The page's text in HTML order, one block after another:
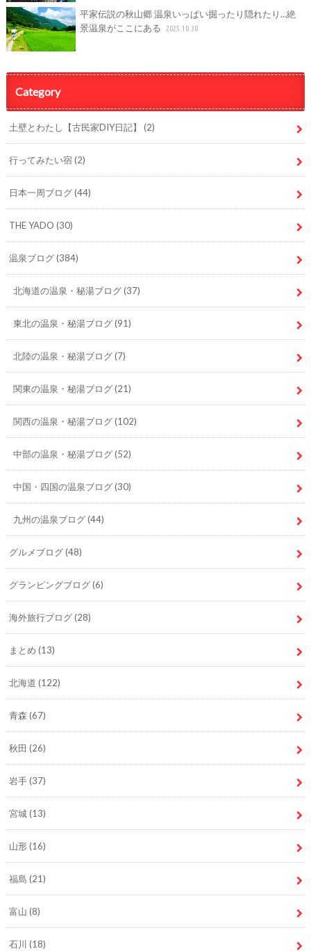
平家伝説の秋山郷 温泉いっぱい掘ったり隠れたり…絶
景温泉がここにある
2025.10.30
Category
土壁とわたし【古民家DIY日記】 (2)
行ってみたい宿(2)
日本一周ブログ(44)
THE YADO (30)
温泉ブログ(384)
北海道の温泉・秘湯ブログ(37)
東北の温泉・秘湯ブログ(91)
北陸の温泉・秘湯ブログ(7)
関東の温泉・秘湯ブログ(21)
関西の温泉・秘湯ブログ(102)
中部の温泉・秘湯ブログ(52)
中国・四国の温泉ブログ(30)
九州の温泉ブログ(44)
グルメブログ(48)
グランピングブログ(6)
海外旅行ブログ(28)
まとめ (13)
北海道 (122)
青森 (67)
秋田 (26)
岩手(37)
宮城(13)
山形(16)
福島 (21)
富山 (8)
石川 (18)